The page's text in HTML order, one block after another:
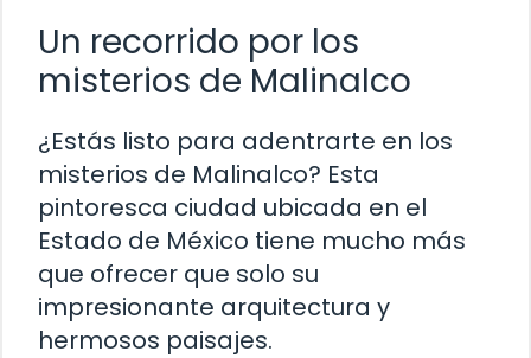
Un recorrido por los
misterios de Malinalco
¿Estás listo para adentrarte en los
misterios de Malinalco? Esta
pintoresca ciudad ubicada en el
Estado de México tiene mucho más
que ofrecer que solo su
impresionante arquitectura y
hermosos paisajes.